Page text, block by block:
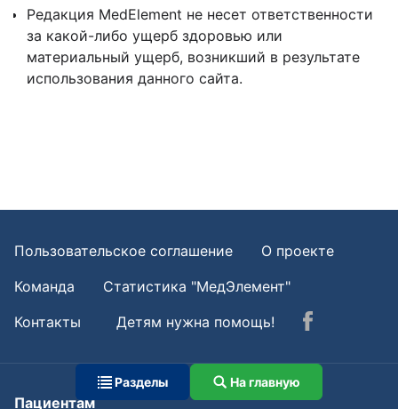
Редакция MedElement не несет ответственности
за какой-либо ущерб здоровью или
материальный ущерб, возникший в результате
использования данного сайта.
Пользовательское соглашение
О проекте
Команда
Статистика "МедЭлемент"
Контакты
Детям нужна помощь!
Пациентам
Разделы На главную